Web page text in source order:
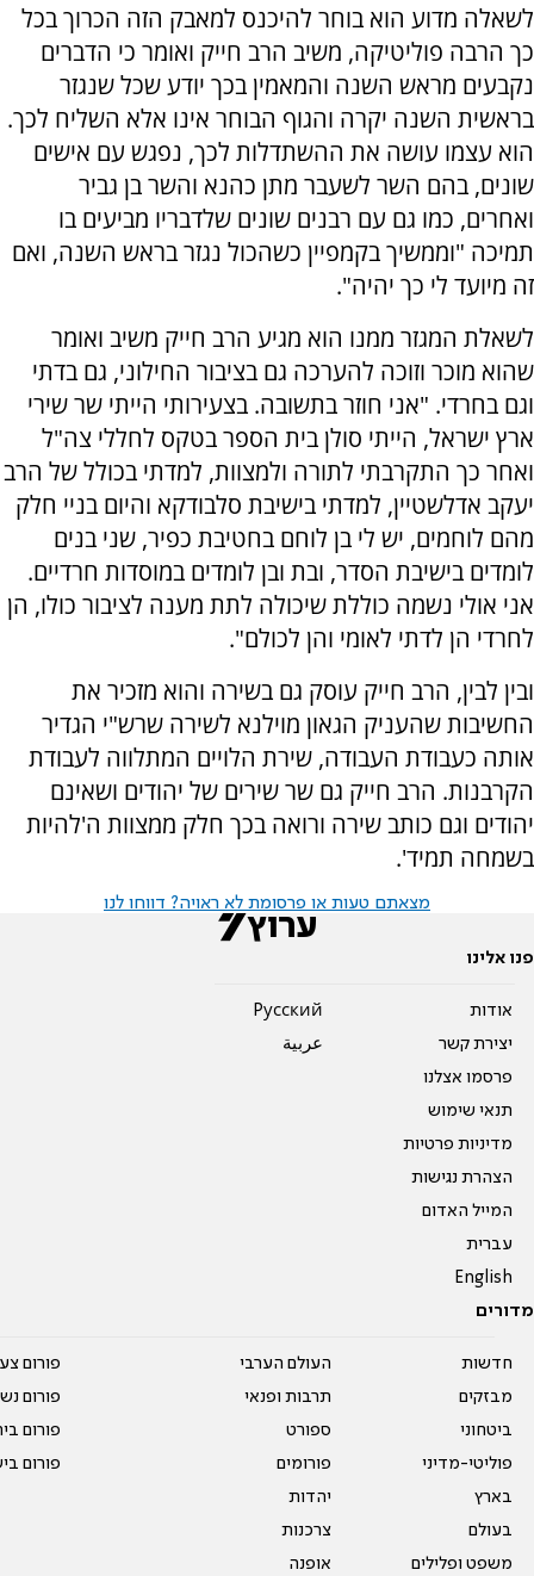
לשאלה מדוע הוא בוחר להיכנס למאבק הזה הכרוך בכל
כך הרבה פוליטיקה, משיב הרב חייק ואומר כי הדברים
נקבעים מראש השנה והמאמין בכך יודע שכל שנגזר
בראשית השנה יקרה והגוף הבוחר אינו אלא השליח לכך.
הוא עצמו עושה את ההשתדלות לכך, נפגש עם אישים
שונים, בהם השר לשעבר מתן כהנא והשר בן גביר
ואחרים, כמו גם עם רבנים שונים שלדבריו מביעים בו
תמיכה "וממשיך בקמפיין כשהכול נגזר בראש השנה, ואם
זה מיועד לי כך יהיה".
לשאלת המגזר ממנו הוא מגיע הרב חייק משיב ואומר
שהוא מוכר וזוכה להערכה גם בציבור החילוני, גם בדתי
וגם בחרדי. "אני חוזר בתשובה. בצעירותי הייתי שר שירי
ארץ ישראל, הייתי סולן בית הספר בטקס לחללי צה"ל
ואחר כך התקרבתי לתורה ולמצוות, למדתי בכולל של הרב
יעקב אדלשטיין, למדתי בישיבת סלבודקא והיום בניי חלק
מהם לוחמים, יש לי בן לוחם בחטיבת כפיר, שני בנים
לומדים בישיבת הסדר, ובת ובן לומדים במוסדות חרדיים.
אני אולי נשמה כוללת שיכולה לתת מענה לציבור כולו, הן
לחרדי הן לדתי לאומי והן לכולם".
ובין לבין, הרב חייק עוסק גם בשירה והוא מזכיר את
החשיבות שהעניק הגאון מוילנא לשירה שרש"י הגדיר
אותה כעבודת העבודה, שירת הלויים המתלווה לעבודת
הקרבנות. הרב חייק גם שר שירים של יהודים ושאינם
יהודים וגם כותב שירה ורואה בכך חלק ממצוות ה'להיות
בשמחה תמיד'.
מצאתם טעות או פרסומת לא ראויה? דווחו לנו
פנו אלינו
אודות
יצירת קשר
פרסמו אצלנו
תנאי שימוש
מדיניות פרטיות
הצהרת נגישות
המייל האדום
עברית
English
Pусский
عربية
מדורים
חדשות
מבזקים
ביטחוני
פוליטי-מדיני
בארץ
בעולם
משפט ופלילים
העולם הערבי
תרבות ופנאי
ספורט
פורומים
יהדות
צרכנות
אופנה
פורום
פורום
פורום
פורום